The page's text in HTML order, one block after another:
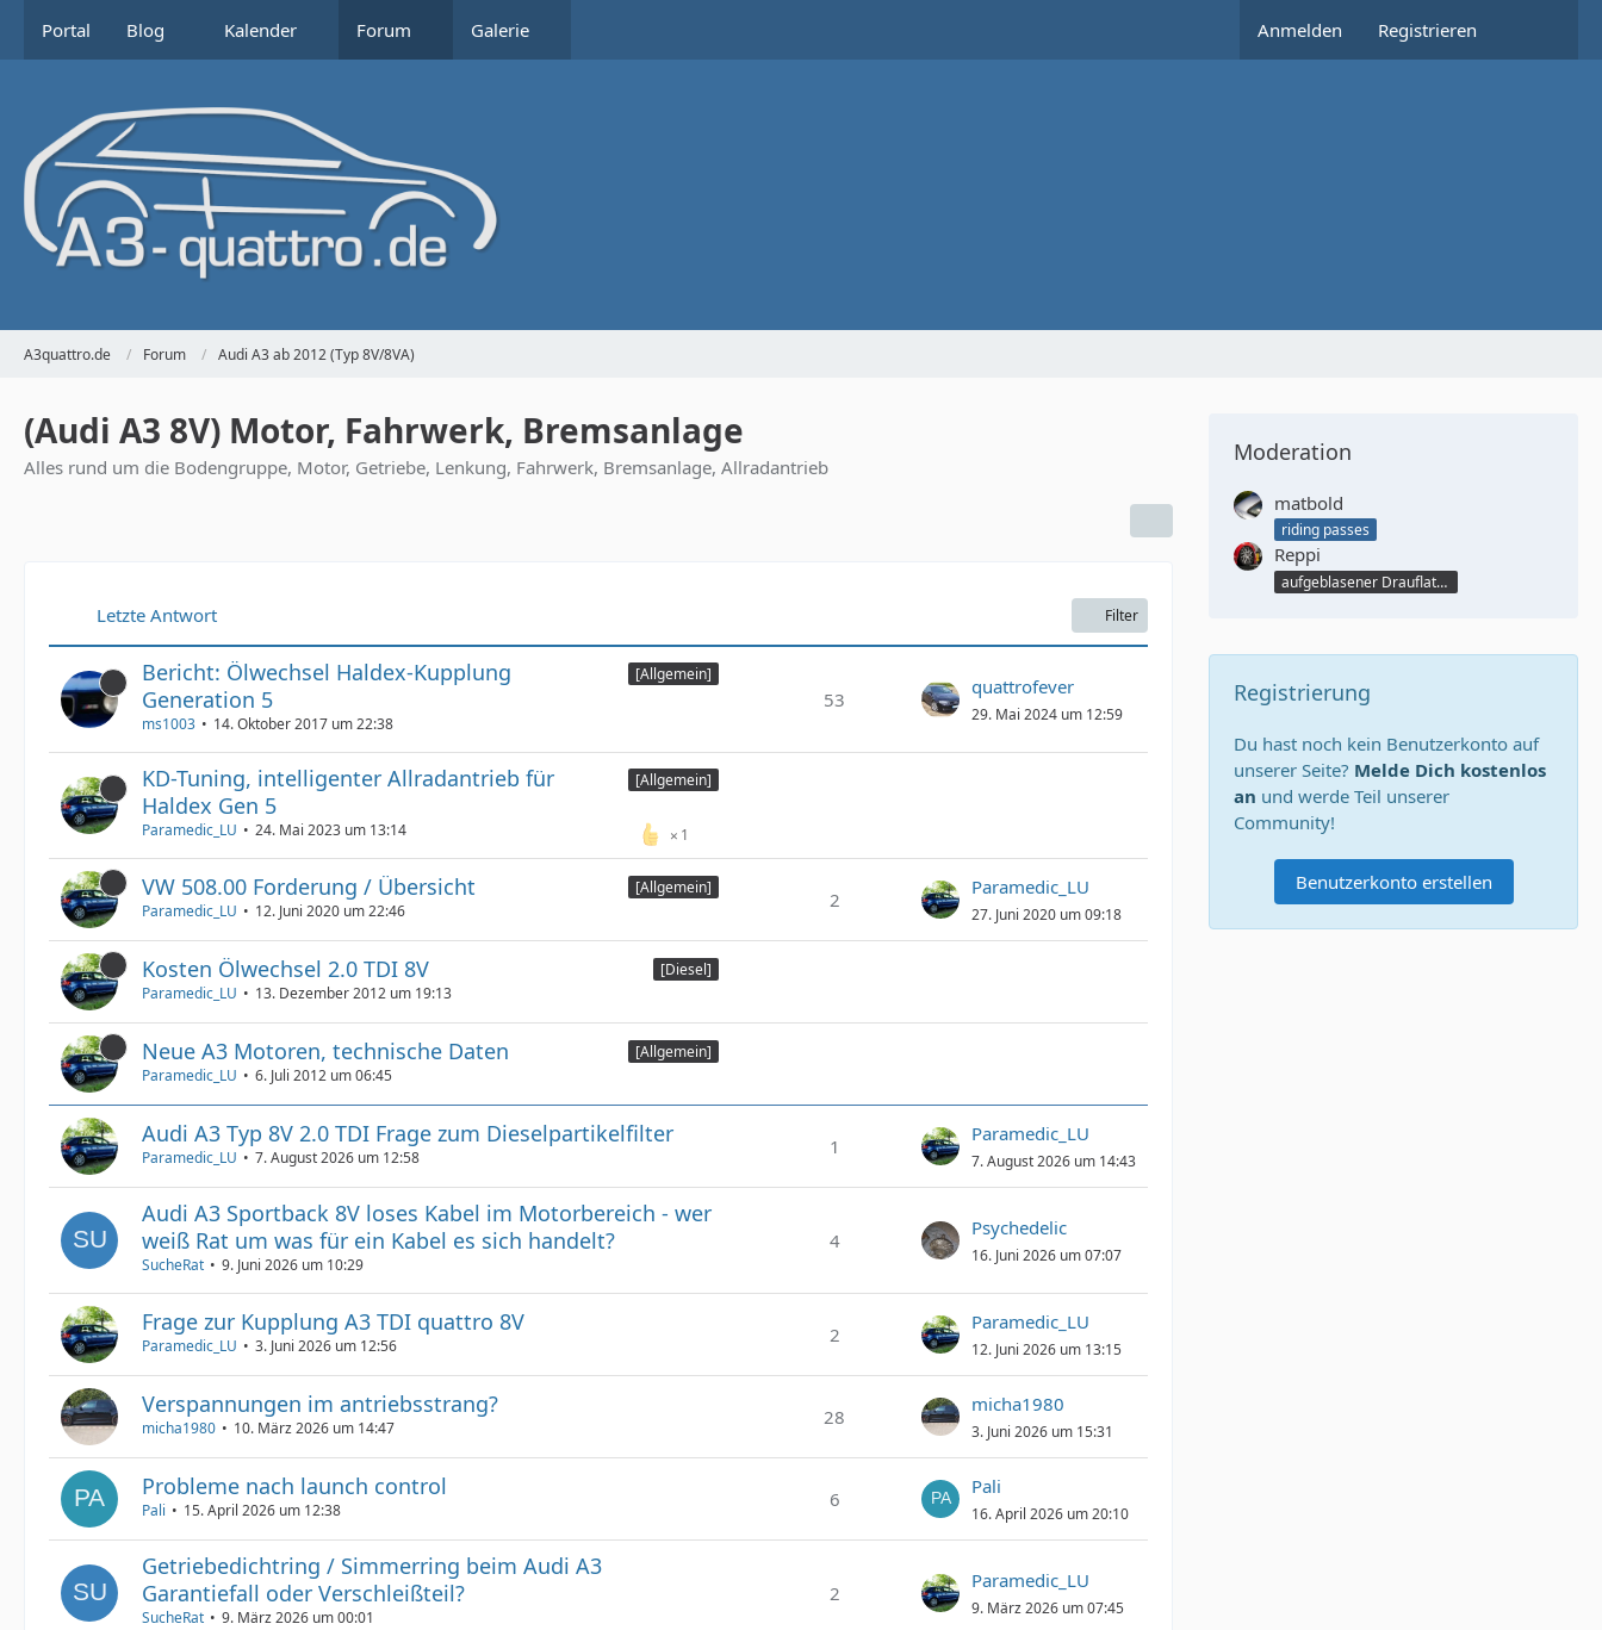
Portal Blog Kalender Forum Galerie Anmelden Registrieren
A3quattro.de Forum Audi A3 ab 2012 (Typ 8V/8VA)
(Audi A3 8V) Motor, Fahrwerk, Bremsanlage
Alles rund um die Bodengruppe, Motor, Getriebe, Lenkung, Fahrwerk, Bremsanlage, Allradantrieb
Letzte Antwort Filter
[Allgemein]
Bericht: Ölwechsel Haldex-Kupplung
Generation 5
ms1003 14. Oktober 2017 um 22:38
53
quattrofever
29. Mai 2024 um 12:59
[Allgemein]
KD-Tuning, intelligenter Allradantrieb für
Haldex Gen 5
1
Paramedic_LU 24. Mai 2023 um 13:14
[Allgemein]
VW 508.00 Forderung / Übersicht
Paramedic_LU 12. Juni 2020 um 22:46 2
Paramedic_LU
27. Juni 2020 um 09:18
[Diesel]
Kosten Ölwechsel 2.0 TDI 8V
Paramedic_LU 13. Dezember 2012 um 19:13
[Allgemein]
Neue A3 Motoren, technische Daten
Paramedic_LU 6. Juli 2012 um 06:45
Audi A3 Typ 8V 2.0 TDI Frage zum Dieselpartikelfilter
Paramedic_LU 7. August 2026 um 12:58 1
Paramedic_LU
7. August 2026 um 14:43
Audi A3 Sportback 8V loses Kabel im Motorbereich - wer
weiß Rat um was für ein Kabel es sich handelt?
SucheRat 9. Juni 2026 um 10:29
4
Psychedelic
16. Juni 2026 um 07:07
Frage zur Kupplung A3 TDI quattro 8V
Paramedic_LU 3. Juni 2026 um 12:56 2
Paramedic_LU
12. Juni 2026 um 13:15
Verspannungen im antriebsstrang?
micha1980 10. März 2026 um 14:47 28
micha1980
3. Juni 2026 um 15:31
Probleme nach launch control
Pali 15. April 2026 um 12:38 6
Pali
16. April 2026 um 20:10
Getriebedichtring / Simmerring beim Audi A3
Garantiefall oder Verschleißteil?
SucheRat 9. März 2026 um 00:01
2
Paramedic_LU
9. März 2026 um 07:45
Moderation
matbold
riding passes
Reppi
aufgeblasener Drauflatscher
Registrierung
Du hast noch kein Benutzerkonto auf
unserer Seite? Melde Dich kostenlos
an und werde Teil unserer
Community!
Benutzerkonto erstellen